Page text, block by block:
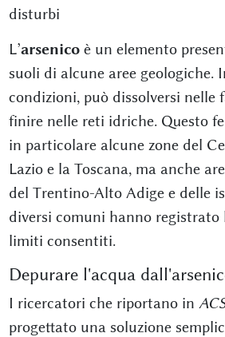
disturbi
L’arsenicoè un elemento
suoli di alcune aree geologiche.
condizioni, può dissolversi nelle
finire nelle reti idriche. Questo
in particolare alcune zone del
Lazio e la Toscana, ma anche
del Trentino-Alto Adige e delle
diversi comuni hanno
limiti consentiti.
Depurare l'acqua
I ricercatori che riportano in
progettato una soluzione